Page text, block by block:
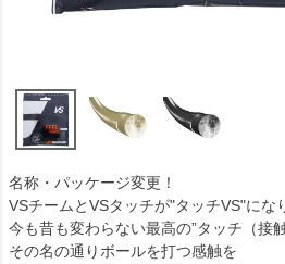
名称・パッケージ変更！
VSチームとVSタッチが"タッチVS"にな
今も昔も変わらない最高の”タッチ（接
その名の通りボールを打つ感触を